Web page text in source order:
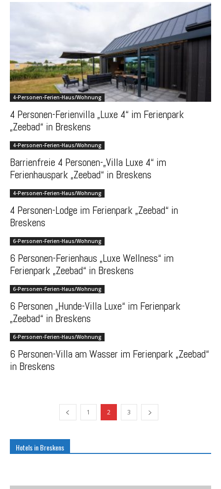
4-Personen-Ferien-Haus/Wohnung
4 Personen-Ferienvilla „Luxe 4“ im Ferienpark
„Zeebad“ in Breskens
4-Personen-Ferien-Haus/Wohnung
Barrienfreie 4 Personen-„Villa Luxe 4“ im
Ferienhauspark „Zeebad“ in Breskens
4-Personen-Ferien-Haus/Wohnung
4 Personen-Lodge im Ferienpark „Zeebad“ in
Breskens
6-Personen-Ferien-Haus/Wohnung
6 Personen-Ferienhaus „Luxe Wellness“ im
Ferienpark „Zeebad“ in Breskens
6-Personen-Ferien-Haus/Wohnung
6 Personen „Hunde-Villa Luxe“ im Ferienpark
„Zeebad“ in Breskens
6-Personen-Ferien-Haus/Wohnung
6 Personen-Villa am Wasser im Ferienpark „Zeebad“
in Breskens
1 2 3
Hotels in Breskens